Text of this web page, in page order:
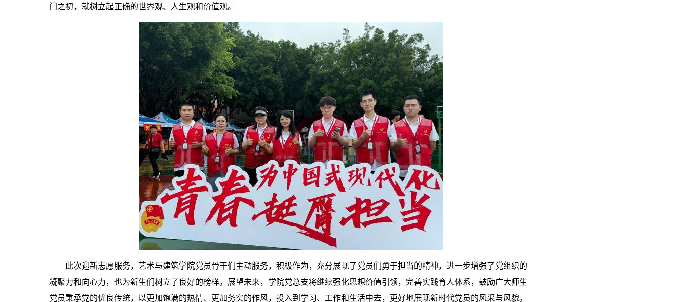
门之初，就树立起正确的世界观、人生观和价值观。
此次迎新志愿服务，艺术与建筑学院党员骨干们主动服务，积极作为，充分展现了党员们勇于担当的精神，进一步增强了党组织的
凝聚力和向心力，也为新生们树立了良好的榜样。展望未来，学院党总支将继续强化思想价值引领，完善实践育人体系，鼓励广大师生
党员秉承党的优良传统，以更加饱满的热情、更加务实的作风，投入到学习、工作和生活中去，更好地展现新时代党员的风采与风貌。